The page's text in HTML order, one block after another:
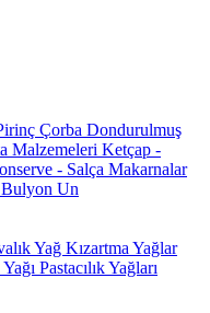
Çorba Dondurulmuş
Malzemeleri Ketçap -
- Salça Makarnalar
Un
Yağ Kızartma Yağlar
Pastacılık Yağları